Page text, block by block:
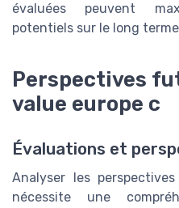
évaluées peuvent
potentiels sur le long
Perspectives
value europe c
Évaluations et
Analyser les
nécessite une